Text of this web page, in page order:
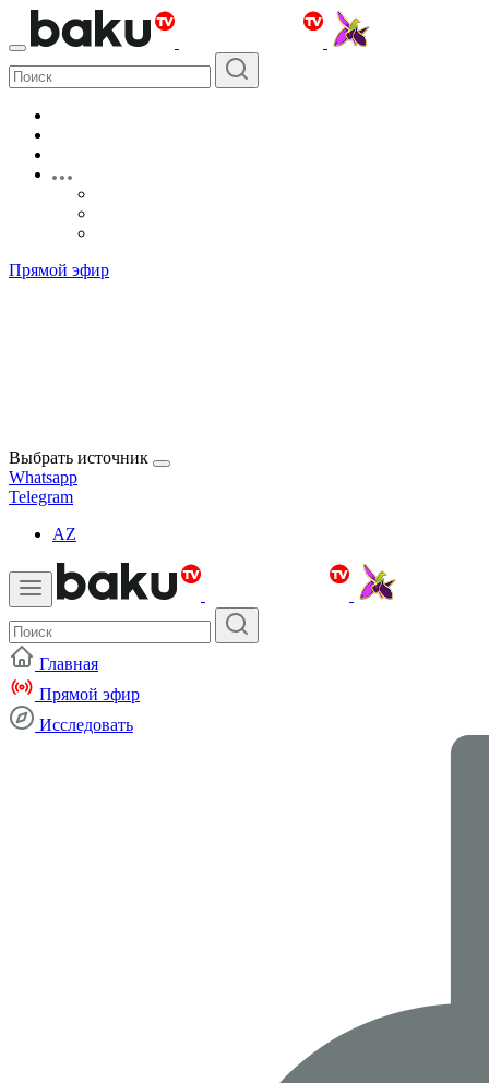
Прямой эфир
Выбрать источник
Whatsapp
Telegram
AZ
Главная
Прямой эфир
Исследовать